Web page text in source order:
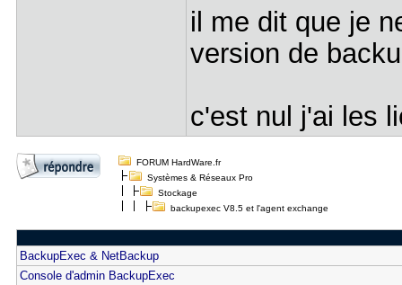
il me dit que je
version de
c'est nul j'ai les
FORUM HardWare.fr
Systèmes & Réseaux Pro
Stockage
backupexec V8.5 et l'agent exchange
BackupExec & NetBackup
Console d'admin BackupExec